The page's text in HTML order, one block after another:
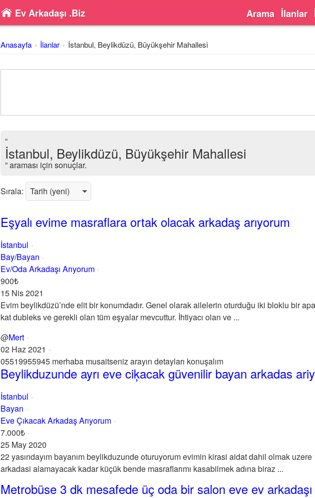
Ev Arkadaşı .Biz Arama İlanlar
Anasayfa İlanlar İstanbul, Beylikdüzü, Büyükşehir Mahallesi
“
İstanbul, Beylikdüzü, Büyükşehir Mahallesi
” araması için sonuçlar.
Sırala:
Eşyalı evime masraflara ortak olacak arkadaş arıyorum
İstanbul
Bay/Bayan
Ev/Oda Arkadaşı Arıyorum
900₺
15 Nis 2021
Evim beylikdüzü’nde elit bir konumdadır. Genel olarak ailelerin oturduğu iki bloklu bir
kat dubleks ve gerekli olan tüm eşyalar mevcuttur. İhtiyacı olan ve ...
@Mert
02 Haz 2021
05519955945 merhaba musaitseniz arayın detayları konuşalım
Beylikduzunde ayrı eve ciķacak güvenilir bayan arkadas
İstanbul
Bayan
Eve Çıkacak Arkadaş Arıyorum
7.000₺
25 May 2020
22 yasındayım bayanım beylikduzunde oturuyorum evimin kirasi aidat dahil olmak
arkadasi alamayacak kadar küçük bende masraflarımı kasabilmek adına biraz ...
Metrobüse 3 dk mesafede üç oda bir salon eve ev